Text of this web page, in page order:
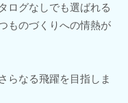
ログなしでも選ばれる
ものづくりへの情熱が
らなる飛躍を目指しま